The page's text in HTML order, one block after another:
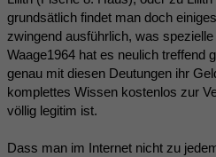
grundsätlich findet man doch
zwingend ausführlich, was
Waage1964 hat es neulich treffend
genau mit diesen Deutungen ihr
komplettes Wissen kostenlos zur
völlig legitim ist.
Dass man im Internet nicht zu